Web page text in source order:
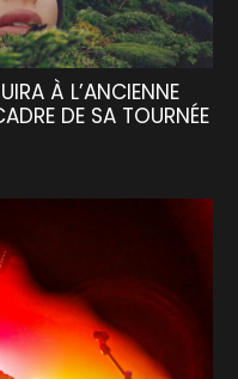
À L’ANCIENNE
DE SA TOURNÉE